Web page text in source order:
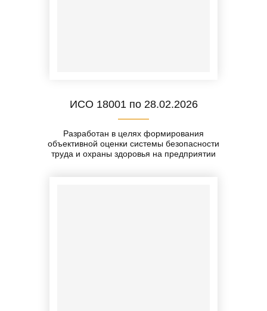
ИСО 18001 по 28.02.2026
Разработан в целях формирования
объективной оценки системы безопасности
труда и охраны здоровья на предприятии